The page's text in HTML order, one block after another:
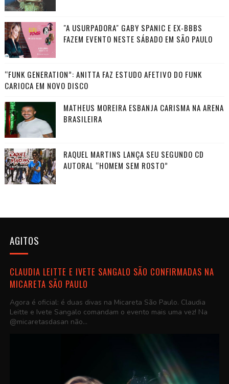
"A USURPADORA" GABY SPANIC E EX-BBBS
FAZEM EVENTO NESTE SÁBADO EM SÃO PAULO
“FUNK GENERATION”: ANITTA FAZ ESTUDO AFETIVO DO FUNK
CARIOCA EM NOVO DISCO
MATHEUS MOREIRA ESBANJA CARISMA NA ARENA
BRASILEIRA
RAQUEL MARTINS LANÇA SEU SEGUNDO CD
AUTORAL “HOMEM SEM ROSTO”
AGITOS
CLAUDIA LEITTE E IVETE SANGALO SÃO CONFIRMADAS NA
MICARETA SÃO PAULO
Agora é oficial: é duas divas na Micareta São Paulo. Claudia
Leitte e Ivete Sangalo comandam o evento mais uma vez! Na
@micaretasdasan não...